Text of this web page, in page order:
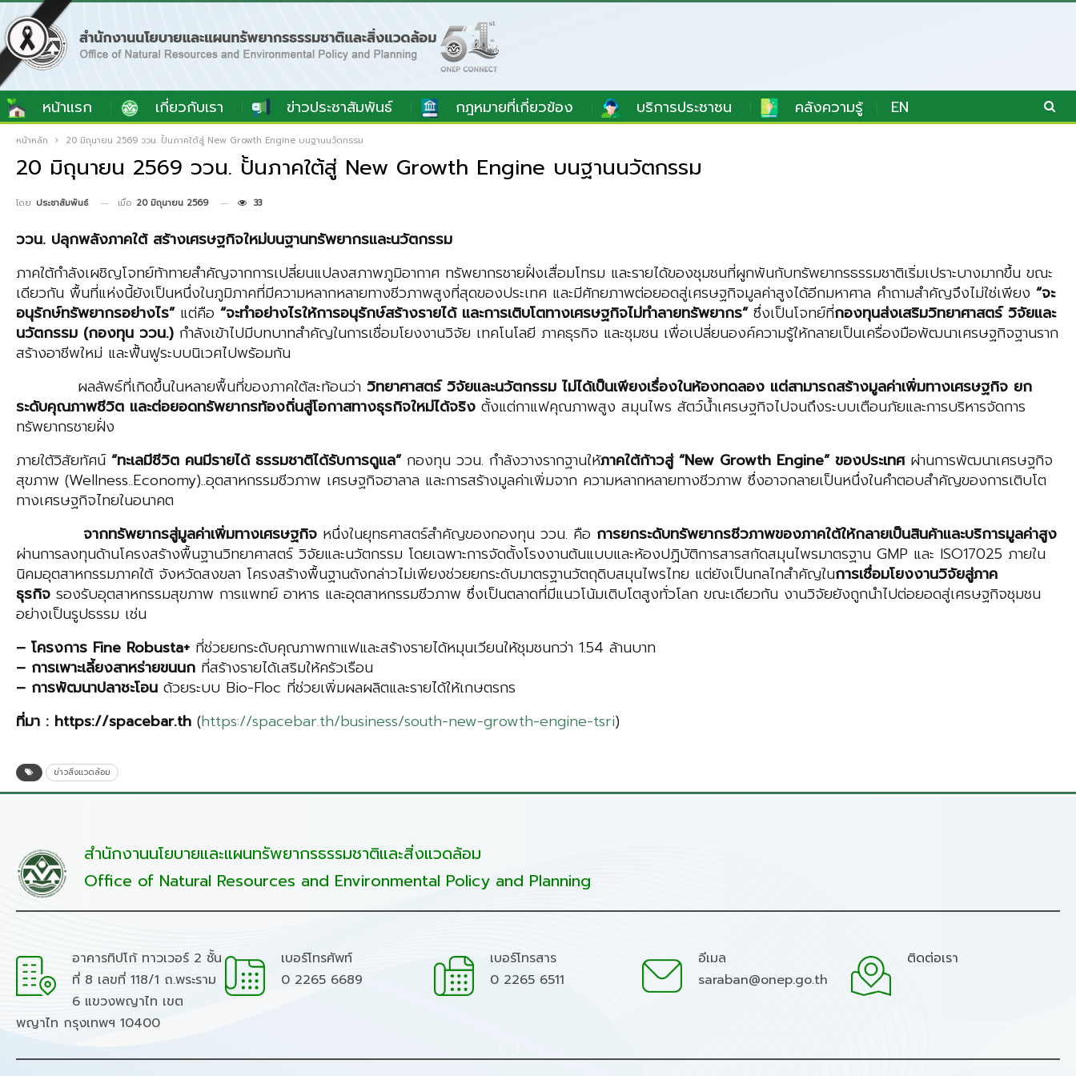
หน้าแรก เกี่ยวกับเรา ข่าวประชาสัมพันธ์ กฎหมายที่เกี่ยวข้อง บริการประชาชน คลังความรู้ EN
หน้าหลัก 20 มิถุนายน 2569 ววน. ปั้นภาคใต้สู่ New Growth Engine บนฐานนวัตกรรม
20 มิถุนายน 2569 ววน. ปั้นภาคใต้สู่ New Growth Engine บนฐานนวัตกรรม
โดย ประชาสัมพันธ์ เมื่อ 20 มิถุนายน 2569 33
ววน. ปลุกพลังภาคใต้ สร้างเศรษฐกิจใหม่บนฐานทรัพยากรและนวัตกรรม
ภาคใต้กำลังเผชิญโจทย์ท้าทายสำคัญจากการเปลี่ยนแปลงสภาพภูมิอากาศ ทรัพยากรชายฝั่งเสื่อมโทรม และรายได้ของชุมชนที่ผูกพันกับทรัพยากรธรรมชาติเริ่มเปราะบางมากขึ้น ขณะ
เดียวกัน พื้นที่แห่งนี้ยังเป็นหนึ่งในภูมิภาคที่มีความหลากหลายทางชีวภาพสูงที่สุดของประเทศ และมีศักยภาพต่อยอดสู่เศรษฐกิจมูลค่าสูงได้อีกมหาศาล คำถามสำคัญจึงไม่ใช่เพียง “จะ
อนุรักษ์ทรัพยากรอย่างไร”แต่คือ “จะทำอย่างไรให้การอนุรักษ์สร้างรายได้ และการเติบโตทางเศรษฐกิจไม่ทำลายทรัพยากร”ซึ่งเป็นโจทย์ที่กองทุนส่งเสริมวิทยาศาสตร์ วิจัยและ
นวัตกรรม (กองทุน ววน.) กำลังเข้าไปมีบทบาทสำคัญในการเชื่อมโยงงานวิจัย เทคโนโลยี ภาคธุรกิจ และชุมชน เพื่อเปลี่ยนองค์ความรู้ให้กลายเป็นเครื่องมือพัฒนาเศรษฐกิจฐานราก
สร้างอาชีพใหม่ และฟื้นฟูระบบนิเวศไปพร้อมกัน
ผลลัพธ์ที่เกิดขึ้นในหลายพื้นที่ของภาคใต้สะท้อนว่า วิทยาศาสตร์ วิจัยและนวัตกรรม ไม่ได้เป็นเพียงเรื่องในห้องทดลอง แต่สามารถสร้างมูลค่าเพิ่มทางเศรษฐกิจ ยก
ระดับคุณภาพชีวิต และต่อยอดทรัพยากรท้องถิ่นสู่โอกาสทางธุรกิจใหม่ได้จริง ตั้งแต่กาแฟคุณภาพสูง สมุนไพร สัตว์น้ำเศรษฐกิจไปจนถึงระบบเตือนภัยและการบริหารจัดการ
ทรัพยากรชายฝั่ง
ภายใต้วิสัยทัศน์ “ทะเลมีชีวิต คนมีรายได้ ธรรมชาติได้รับการดูแล”กองทุน ววน. กำลังวางรากฐานให้ภาคใต้ก้าวสู่ “New Growth Engine”ของประเทศผ่านการพัฒนาเศรษฐกิจ
สุขภาพ (Wellness..Economy)..อุตสาหกรรมชีวภาพ เศรษฐกิจฮาลาล และการสร้างมูลค่าเพิ่มจาก ความหลากหลายทางชีวภาพ ซึ่งอาจกลายเป็นหนึ่งในคำตอบสำคัญของการเติบโต
ทางเศรษฐกิจไทยในอนาคต
จากทรัพยากรสู่มูลค่าเพิ่มทางเศรษฐกิจ หนึ่งในยุทธศาสตร์สำคัญของกองทุน ววน. คือ การยกระดับทรัพยากรชีวภาพของภาคใต้ให้กลายเป็นสินค้าและบริการมูลค่าสูง
ผ่านการลงทุนด้านโครงสร้างพื้นฐานวิทยาศาสตร์ วิจัยและนวัตกรรม โดยเฉพาะการจัดตั้งโรงงานต้นแบบและห้องปฏิบัติการสารสกัดสมุนไพรมาตรฐาน GMP และ ISO17025 ภายใน
นิคมอุตสาหกรรมภาคใต้ จังหวัดสงขลา โครงสร้างพื้นฐานดังกล่าวไม่เพียงช่วยยกระดับมาตรฐานวัตถุดิบสมุนไพรไทย แต่ยังเป็นกลไกสำคัญในการเชื่อมโยงงานวิจัยสู่ภาค
ธุรกิจ รองรับอุตสาหกรรมสุขภาพ การแพทย์ อาหาร และอุตสาหกรรมชีวภาพ ซึ่งเป็นตลาดที่มีแนวโน้มเติบโตสูงทั่วโลก ขณะเดียวกัน งานวิจัยยังถูกนำไปต่อยอดสู่เศรษฐกิจชุมชน
อย่างเป็นรูปธรรม เช่น
– โครงการ Fine Robusta+ ที่ช่วยยกระดับคุณภาพกาแฟและสร้างรายได้หมุนเวียนให้ชุมชนกว่า 1.54 ล้านบาท
– การเพาะเลี้ยงสาหร่ายขนนก ที่สร้างรายได้เสริมให้ครัวเรือน
– การพัฒนาปลาชะโอน ด้วยระบบ Bio-Floc ที่ช่วยเพิ่มผลผลิตและรายได้ให้เกษตรกร
ที่มา : https://spacebar.th (https://spacebar.th/business/south-new-growth-engine-tsri)
ข่าวสิ่งแวดล้อม
สำนักงานนโยบายและแผนทรัพยากรธรรมชาติและสิ่งแวดล้อม
Office of Natural Resources and Environmental Policy and Planning
อาคารทิปโก้ ทาวเวอร์ 2 ชั้น
ที่ 8 เลขที่ 118/1 ถ.พระราม
6 แขวงพญาไท เขต
พญาไท กรุงเทพฯ 10400
เบอร์โทรศัพท์
0 2265 6689
เบอร์โทรสาร
0 2265 6511
อีเมล
saraban@onep.go.th
ติดต่อเรา